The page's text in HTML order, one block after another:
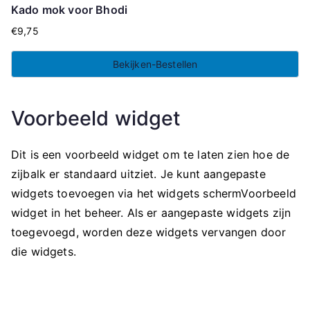
Kado mok voor Bhodi
€9,75
Bekijken-Bestellen
Voorbeeld widget
Dit is een voorbeeld widget om te laten zien hoe de
zijbalk er standaard uitziet. Je kunt aangepaste
widgets toevoegen via het widgets schermVoorbeeld
widget in het beheer. Als er aangepaste widgets zijn
toegevoegd, worden deze widgets vervangen door
die widgets.